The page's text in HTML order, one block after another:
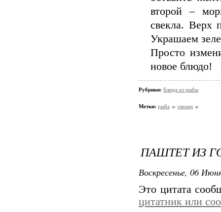
второй –
свекла. Верх
Украшаем
Просто
новое блюдо!
Рубрики: Блюда из рыбы
Метки: рыба овощи
ПАШТЕТ ИЗ
Воскресенье, 06
Это цитата
цитатник или